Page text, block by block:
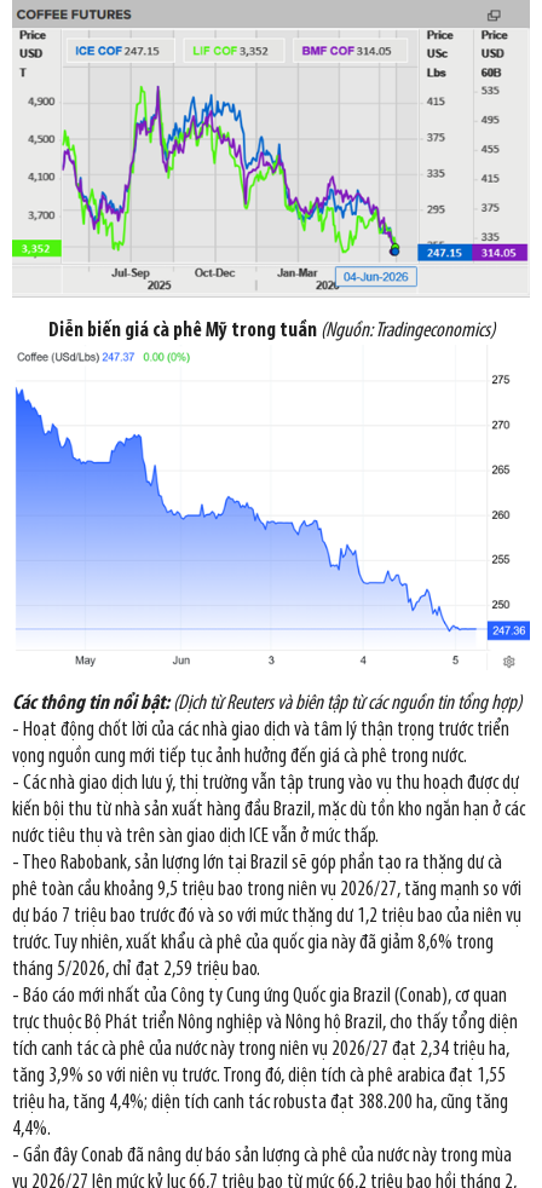
Diễn biến giá cà phê Mỹ trong tuần (Nguồn:Tradingeconomics)
Các thông tin nổi bật:(Dịch từ Reuters và biên tập từ các nguồn tin tổng hợp)
- Hoạt động chốt lời của các nhà giao dịch và tâm lý thận trọng trước triển
vọng nguồn cung mới tiếp tục ảnh hưởng đến giá cà phê trong nước.
- Các nhà giao dịch lưu ý, thị trường vẫn tập trung vào vụ thu hoạch được dự
kiến bội thu từ nhà sản xuất hàng đầu Brazil, mặc dù tồn kho ngắn hạn ở các
nước tiêu thụ và trên sàn giao dịch ICE vẫn ở mức thấp.
- Theo Rabobank, sản lượng lớn tại Brazil sẽ góp phần tạo ra thặng dư cà
phê toàn cầu khoảng 9,5 triệu bao trong niên vụ 2026/27, tăng mạnh so với
dự báo 7 triệu bao trước đó và so với mức thặng dư 1,2 triệu bao của niên vụ
trước. Tuy nhiên, xuất khẩu cà phê của quốc gia này đã giảm 8,6% trong
tháng 5/2026, chỉ đạt 2,59 triệu bao.
- Báo cáo mới nhất của Công ty Cung ứng Quốc gia Brazil (Conab), cơ quan
trực thuộc Bộ Phát triển Nông nghiệp và Nông hộ Brazil, cho thấy tổng diện
tích canh tác cà phê của nước này trong niên vụ 2026/27 đạt 2,34 triệu ha,
tăng 3,9% so với niên vụ trước. Trong đó, diện tích cà phê arabica đạt 1,55
triệu ha, tăng 4,4%; diện tích canh tác robusta đạt 388.200 ha, cũng tăng
4,4%.
- Gần đây Conab đã nâng dự báo sản lượng cà phê của nước này trong mùa
vụ 2026/27 lên mức kỷ lục 66,7 triệu bao từ mức 66,2 triệu bao hồi tháng 2,